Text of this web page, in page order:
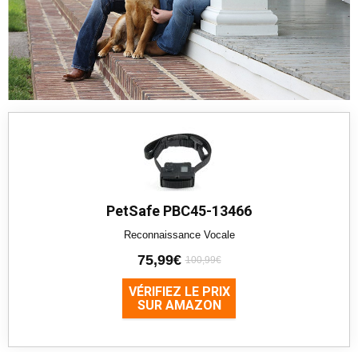
PetSafe PBC45-13466
Reconnaissance Vocale
75,99€ 100,99€
VÉRIFIEZ LE PRIX
SUR AMAZON